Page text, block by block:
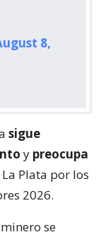
8,
sigue
y preocupa
Plata por los
2026.
se